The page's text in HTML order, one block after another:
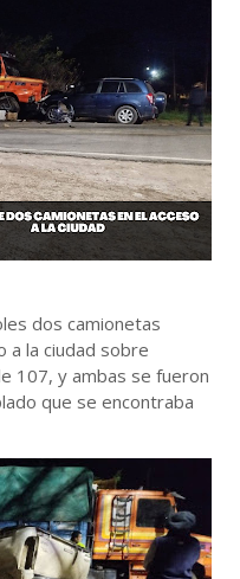
dos camionetas
a la ciudad sobre
107, y ambas se fueron
que se encontraba